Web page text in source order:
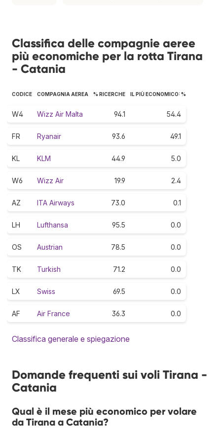
Classifica delle compagnie aeree
più economiche per la rotta Tirana
- Catania
CODICE COMPAGNIA AEREA % RICERCHE IL PIÙ ECONOMICO: %
W4 Wizz Air Malta 94.1 54.4
FR Ryanair 93.6 49.1
KL KLM 44.9 5.0
W6 Wizz Air 19.9 2.4
AZ ITA Airways 73.0 0.1
LH Lufthansa 95.5 0.0
OS Austrian 78.5 0.0
TK Turkish 71.2 0.0
LX Swiss 69.5 0.0
AF Air France 36.3 0.0
Classifica generale e spiegazione
Domande frequenti sui voli Tirana -
Catania
Qual è il mese più economico per volare
da Tirana a Catania?